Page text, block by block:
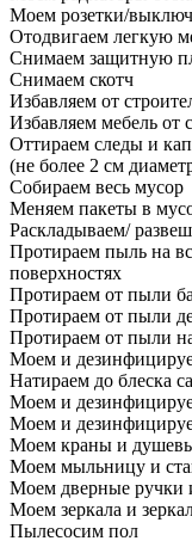
Моем розетки/
Отодвигаем легкую
Снимаем защитную
Снимаем скотч
Избавляем от
Избавляем мебель от
Оттираем следы и
(не более 2 см
Собираем весь мусор
Меняем пакеты в
Раскладываем/
Протираем пыль на
поверхностях
Протираем от пыли
Протираем от пыли
Протираем от пыли
Моем и
Натираем до блеска
Моем и
Моем и
Моем краны и
Моем мыльницу и
Моем дверные ручки
Моем зеркала и
Пылесосим пол